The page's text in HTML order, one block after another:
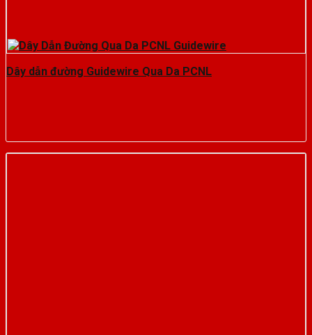
Dây dẫn đường Guidewire Qua Da PCNL